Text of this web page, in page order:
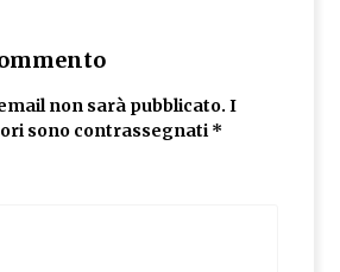
non sarà pubblicato. I
sono contrassegnati *